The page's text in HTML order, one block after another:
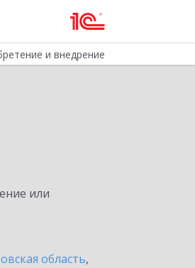
и внедрение
или
область,